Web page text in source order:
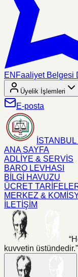
EN Faaliyet Belgesi
Üyelik İşlemleri
E-posta
ANA SAYFA
ADLİYE & SERVİS
BARO LEVHASI
BİLGİ HAVUZU
ÜCRET
MERKEZ &
İLETİŞİM
kuvvetin üstündedir.”